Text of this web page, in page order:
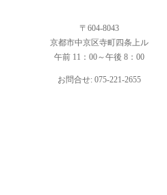
〒604-8043
京都市中京区寺町四条上ル
午前 11：00～午後 8：00
お問合せ: 075-221-2655